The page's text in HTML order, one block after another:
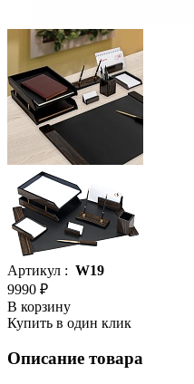
Артикул : W19
9990 ₽
В корзину
Купить в один клик
Описание товара